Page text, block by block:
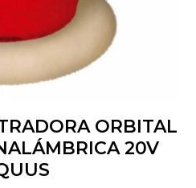
ORBITAL
20V